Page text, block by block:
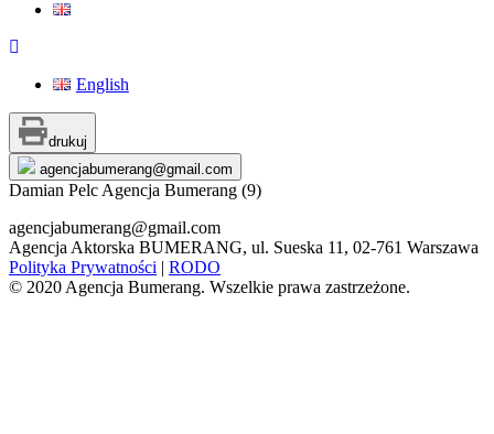
English
Skip
to
content
drukuj
agencjabumerang@gmail.com
Damian Pelc Agencja Bumerang (9)
agencjabumerang@gmail.com
Agencja Aktorska BUMERANG, ul. Sueska 11, 02-761 Warszawa
Polityka Prywatności | RODO
© 2020 Agencja Bumerang. Wszelkie prawa zastrzeżone.